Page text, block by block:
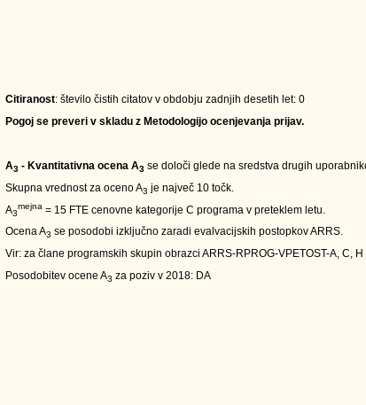
Citiranost: število čistih citatov v obdobju zadnjih desetih let: 0
Pogoj se preveri v skladu z Metodologijo ocenjevanja prijav.
A3 - Kvantitativna ocena A3 se določi glede na sredstva drugih
Skupna vrednost za oceno A3 je največ 10 točk.
A3
mejna = 15 FTE cenovne kategorije C programa v preteklem letu.
Ocena A3 se posodobi izključno zaradi evalvacijskih postopkov ARRS.
Vir: za člane programskih skupin obrazci ARRS-RPROG-VPETOST-A, C,
Posodobitev ocene A3 za poziv v 2018: DA